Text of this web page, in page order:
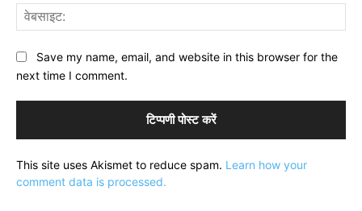
Save my name, email, and website in this browser for the
next time I comment.
This site uses Akismet to reduce spam. Learn how your
comment data is processed.